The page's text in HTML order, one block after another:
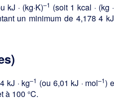
kJ · (kg·K)–1 (soit 1 kcal · (kg
un minimum de 4,178 4 kJ
kJ · kg–1 (ou 6,01 kJ · mol–1)
à 100 °C.